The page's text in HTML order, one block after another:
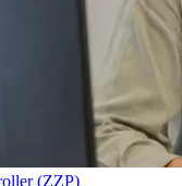
(ZZP)